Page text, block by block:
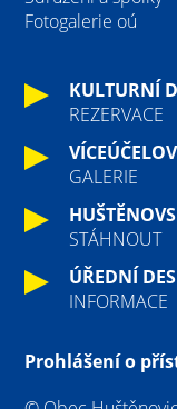
Fotogalerie oú
KULTURNÍ
REZERVACE
GALERIE
STÁHNOUT
ÚŘEDNÍ
INFORMACE
Prohlášení o